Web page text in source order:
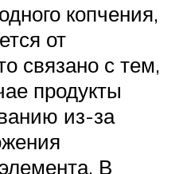
копчения,
от
связано с тем,
продукты
из-за
В